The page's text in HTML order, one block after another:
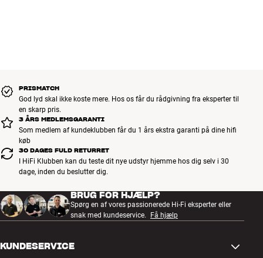
PRISMATCH
God lyd skal ikke koste mere. Hos os får du rådgivning fra eksperter til
en skarp pris.
3 ÅRS MEDLEMSGARANTI
Som medlem af kundeklubben får du 1 års ekstra garanti på dine hifi
køb
30 DAGES FULD RETURRET
I HiFi Klubben kan du teste dit nye udstyr hjemme hos dig selv i 30
dage, inden du beslutter dig.
BRUG FOR HJÆLP?
Spørg en af vores passionerede Hi-Fi eksperter eller
snak med kundeservice.
Få hjælp
KUNDESERVICE